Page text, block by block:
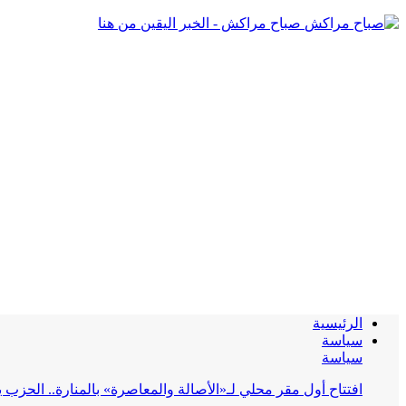
صباح مراكش - الخبر اليقين من هنا
الرئيسية
سياسة
سياسة
افتتاح أول مقر محلي لـ«الأصالة والمعاصرة» بالمنارة..